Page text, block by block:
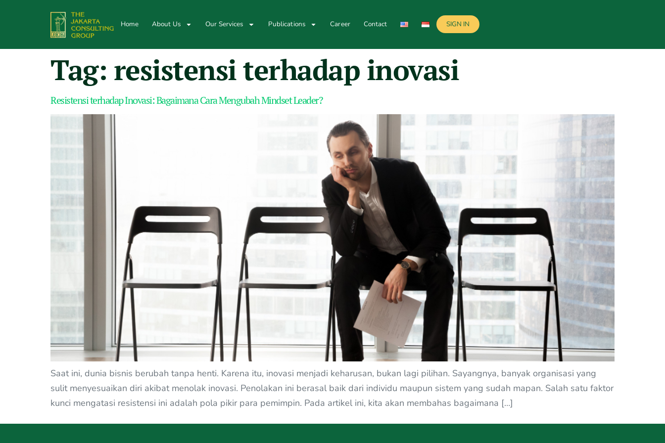
Home About Us Our Services Publications Career Contact SIGN IN
Tag: resistensi terhadap inovasi
Resistensi terhadap Inovasi: Bagaimana Cara Mengubah Mindset Leader?
Saat ini, dunia bisnis berubah tanpa henti. Karena itu, inovasi menjadi keharusan, bukan lagi pilihan. Sayangnya, banyak organisasi yang
sulit menyesuaikan diri akibat menolak inovasi. Penolakan ini berasal baik dari individu maupun sistem yang sudah mapan. Salah satu faktor
kunci mengatasi resistensi ini adalah pola pikir para pemimpin. Pada artikel ini, kita akan membahas bagaimana […]